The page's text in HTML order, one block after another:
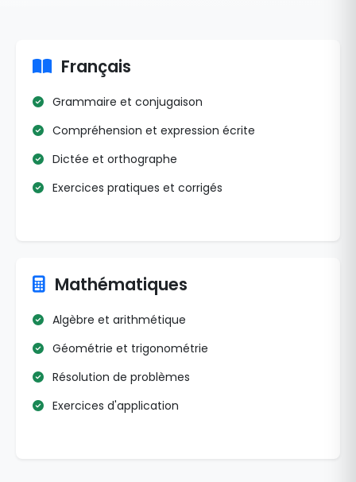
Français
Grammaire et conjugaison
Compréhension et expression écrite
Dictée et orthographe
Exercices pratiques et corrigés
Mathématiques
Algèbre et arithmétique
Géométrie et trigonométrie
Résolution de problèmes
Exercices d'application